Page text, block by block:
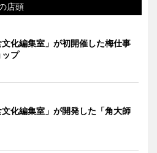
店頭
文化編集室」が初開催した梅仕事
ップ
文化編集室」が開発した「角大師